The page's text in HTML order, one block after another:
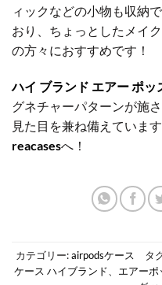
ィックなどの小物も収納
おり、ちょっとしたメイ
の方々におすすめです！
ハイ ブランド エアー ポッ
グネチャーパターンが施
見た目を兼ね備えていま
reacasesへ！
カテゴリー:airpodsケース タ
ケース ハイブランド
エアーポ